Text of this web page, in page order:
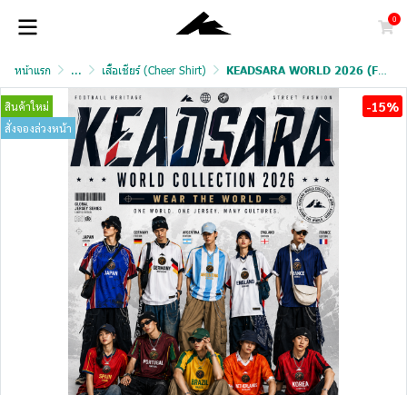
0
หน้าแรก ... เสื้อเชียร์ (Cheer Shirt) KEADSARA WORLD 2026 (FAN VERSION)
สินค้าใหม่
สั่งจองล่วงหน้า
-15%